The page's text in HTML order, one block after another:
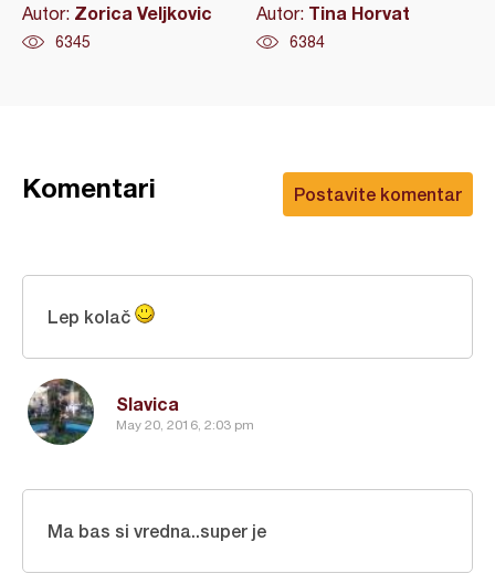
Autor: Zorica Veljkovic
6345
Autor: Tina Horvat
6384
Postavite komentar
Komentari
Slavica
May 20, 2016, 2:03 pm
Lep kolač
Ma bas si vredna..super je